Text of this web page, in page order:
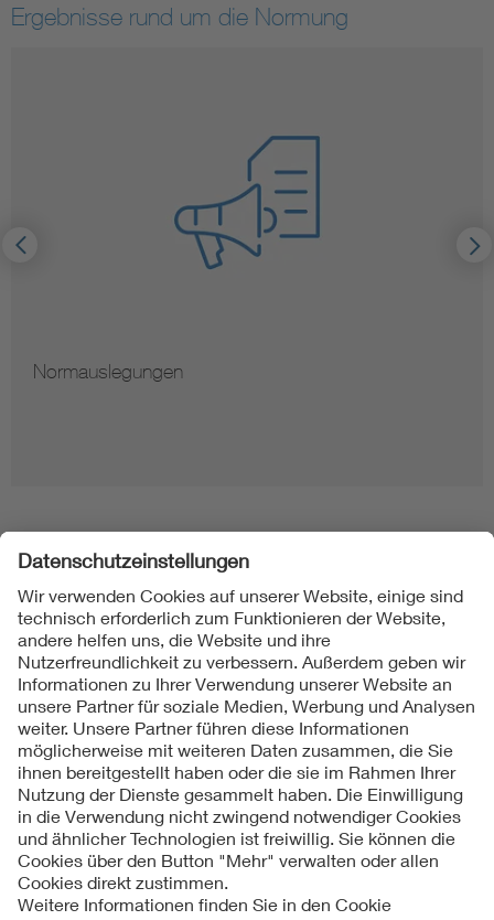
Ergebnisse rund um die Normung
Hinweise zur Vervielfältigung von
Folgen Sie uns
Kontakt
Impressum
Datenschutzinformationen